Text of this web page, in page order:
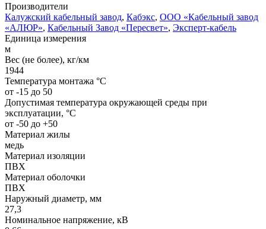
Производители
Калужский кабельный завод, Кабэкс, ООО «Кабельный завод
«АЛЮР», Кабельный Завод «Пересвет», Эксперт-кабель
Единица измерения
м
Вес (не более), кг/км
1944
Температура монтажа °C
от -15 до 50
Допустимая температура окружающей среды при
эксплуатации, °C
от -50 до +50
Материал жилы
медь
Материал изоляции
ПВХ
Материал оболочки
ПВХ
Наружный диаметр, мм
27,3
Номинальное напряжение, кВ